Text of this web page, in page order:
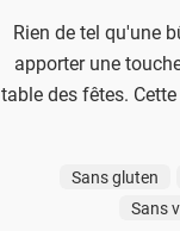
Rien de tel qu'une
apporter une
table des fêtes.
au chocolat, crème
saura ravir vos
Sans gluten
Sans